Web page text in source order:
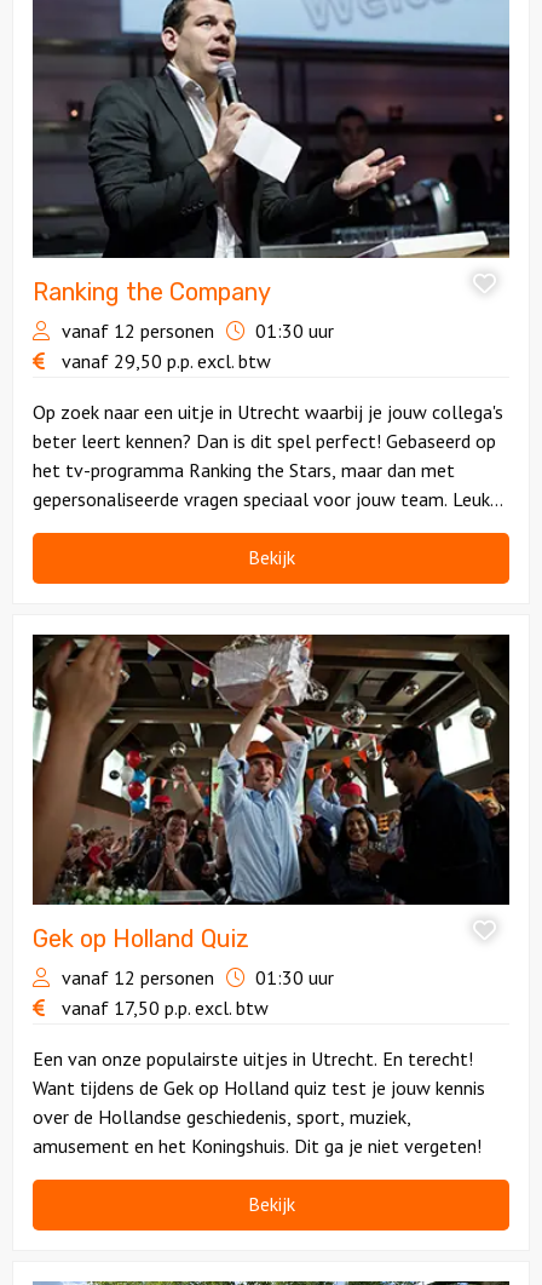
the
Ranking the Company
vanaf 12 personen
01:30 uur
vanaf 29,50 p.p. excl. btw
Op zoek naar een uitje in Utrecht waarbij je jouw collega's
beter leert kennen? Dan is dit spel perfect! Gebaseerd op
het tv-programma Ranking the Stars, maar dan met
gepersonaliseerde vragen speciaal voor jouw team. Leuk
en nuttig!
Bekijk
Bekijk
Gek
Holland
Quiz
Gek op Holland Quiz
vanaf 12 personen
01:30 uur
vanaf 17,50 p.p. excl. btw
Een van onze populairste uitjes in Utrecht. En terecht!
Want tijdens de Gek op Holland quiz test je jouw kennis
over de Hollandse geschiedenis, sport, muziek,
amusement en het Koningshuis. Dit ga je niet vergeten!
Bekijk